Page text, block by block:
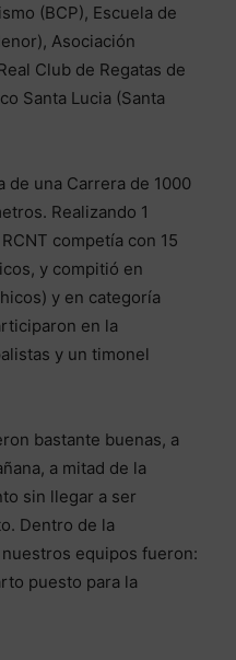
(BCP), Escuela de
Asociación
Club de Regatas de
Santa Lucia (Santa
de una Carrera de 1000
Realizando 1
competía con 15
y compitió en
y en categoría
en la
y un timonel
bastante buenas, a
a mitad de la
sin llegar a ser
Dentro de la
equipos fueron:
puesto para la